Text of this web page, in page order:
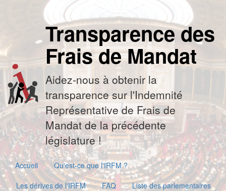
Transparence des
Frais de Mandat
Aidez-nous à obtenir la
transparence sur l'Indemnité
Représentative de Frais de
Mandat de la précédente
législature !
Accueil
Qu'est-ce que l'IRFM ?
Les dérives de l'IRFM
FAQ
Liste des parlementaires